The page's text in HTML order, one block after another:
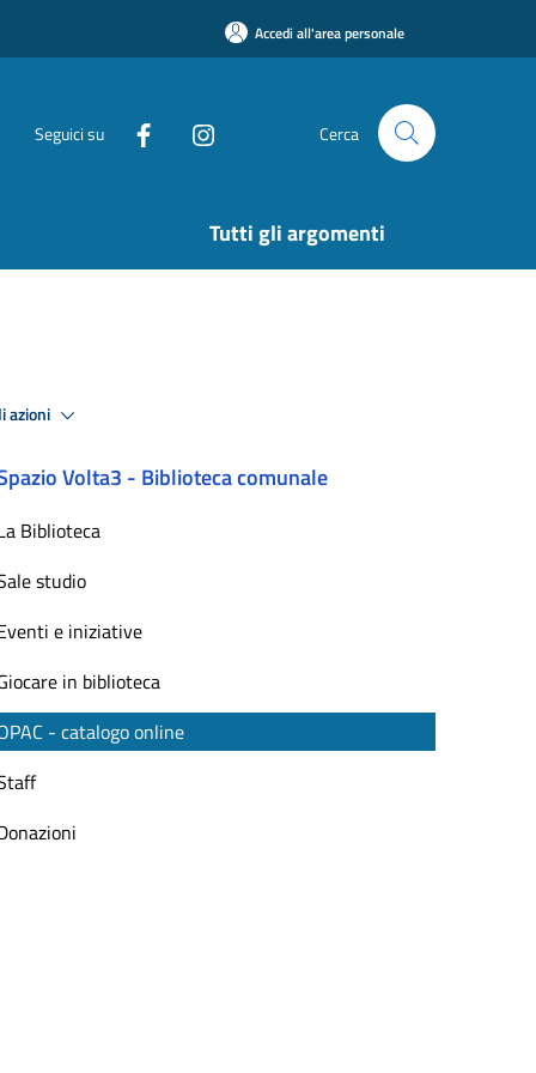
Accedi all'area personale
Seguici su Cerca
Tutti gli argomenti
azioni
Volta3 - Biblioteca comunale
Biblioteca
studio
e iniziative
in biblioteca
- catalogo online